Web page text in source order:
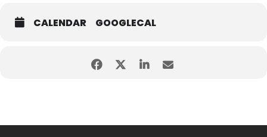
CALENDAR GOOGLECAL